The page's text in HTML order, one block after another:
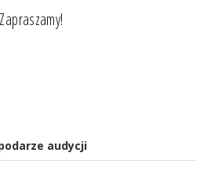
Zapraszamy!
audycji